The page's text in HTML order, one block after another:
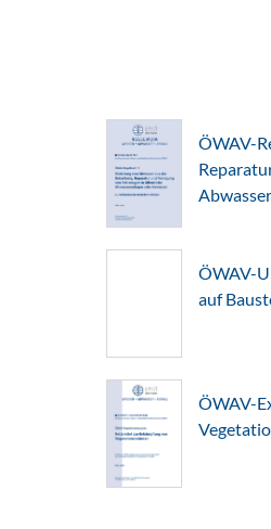
ÖWAV-
ÖWAV-
auf
ÖWAV-